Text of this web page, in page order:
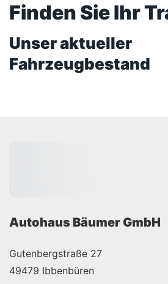
Finden Sie Ihr
Unser aktueller
Fahrzeugbestand
Autohaus Bäumer GmbH
Gutenbergstraße 27
49479 Ibbenbüren